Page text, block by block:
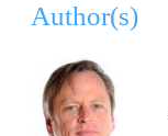
Author(s)